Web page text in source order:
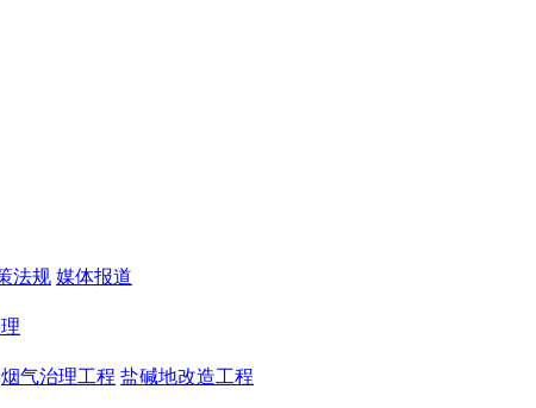
法规 媒体报道
烟气治理工程 盐碱地改造工程